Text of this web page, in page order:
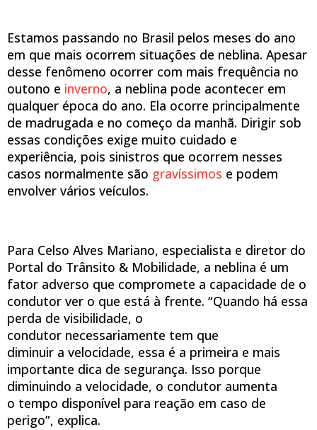
Estamos passando no Brasil pelos meses do ano
em que mais ocorrem situações de neblina. Apesar
desse fenômeno ocorrer com mais frequência no
outono e inverno, a neblina pode acontecer em
qualquer época do ano. Ela ocorre principalmente
de madrugada e no começo da manhã. Dirigir sob
essas condições exige muito cuidado e
experiência, pois sinistros que ocorrem nesses
casos normalmente são gravíssimos e podem
envolver vários veículos.
Para Celso Alves Mariano, especialista e diretor do
Portal do Trânsito & Mobilidade, a neblina é um
fator adverso que compromete a capacidade de o
condutor ver o que está à frente. “Quando há essa
perda de visibilidade, o
condutor necessariamente tem que
diminuir a velocidade, essa é a primeira e mais
importante dica de segurança. Isso porque
diminuindo a velocidade, o condutor aumenta
o tempo disponível para reação em caso de
perigo”, explica.